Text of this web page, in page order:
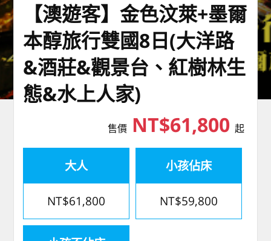
【澳遊客】金色汶萊+墨爾
本醇旅行雙國8日(大洋路
&酒莊&觀景台、紅樹林生
態&水上人家)
售價NT$61,800 起
大人
NT$61,800
小孩佔床
NT$59,800